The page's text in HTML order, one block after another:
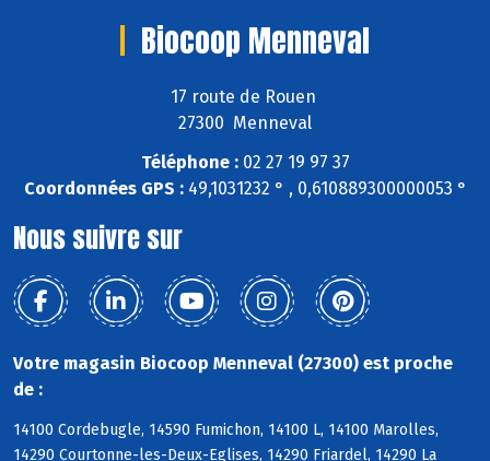
Biocoop Menneval
17 route de Rouen
27300 Menneval
Téléphone :02 27 19 97 37
Coordonnées GPS :49,1031232 ° , 0,610889300000053 °
Nous suivre sur
Votre magasin Biocoop Menneval (27300) est proche
de :
14100 Cordebugle, 14590 Fumichon, 14100 L, 14100 Marolles,
14290 Courtonne-les-Deux-Eglises, 14290 Friardel, 14290 La